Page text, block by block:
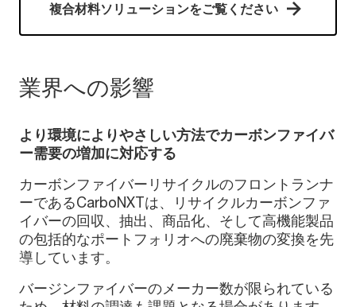
複合材料ソリューションをご覧ください
業界への影響
より環境によりやさしい方法でカーボンファイバ
ー需要の増加に対応する
カーボンファイバーリサイクルのフロントランナ
ーであるCarboNXTは、リサイクルカーボンファ
イバーの回収、抽出、商品化、そして高機能製品
の包括的なポートフォリオへの廃棄物の変換を先
導しています。
バージンファイバーのメーカー数が限られている